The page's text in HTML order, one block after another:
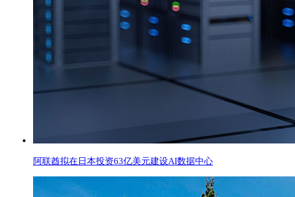
阿联酋拟在日本投资63亿美元建设AI数据中心